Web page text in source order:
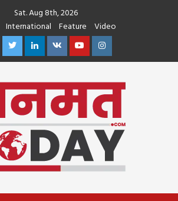
Sat. Aug 8th, 2026
International Feature
Video
TwitterLinkedin
VK YoutubeInstagram